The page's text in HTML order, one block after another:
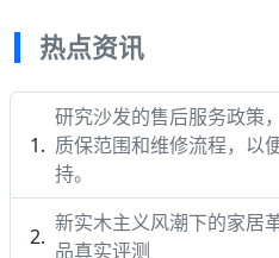
热点资讯
研究沙发的售后服务政策
质保范围和维修流程，以
持。
新实木主义风潮下的家
品真实评测